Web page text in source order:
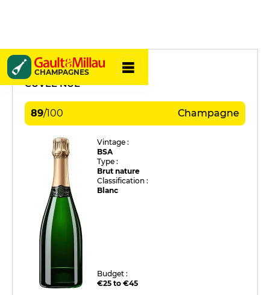
CHAMPAGNES
Louis de Sacy
CUVÉE NUE
89/100 Champagne
Vintage :
BSA
Type :
Brut nature
Classification :
Blanc
Budget :
€25 to €45